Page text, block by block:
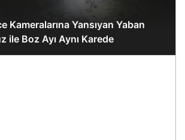
Kameralarına Yansıyan Yaban
ile Boz Ayı Aynı Karede